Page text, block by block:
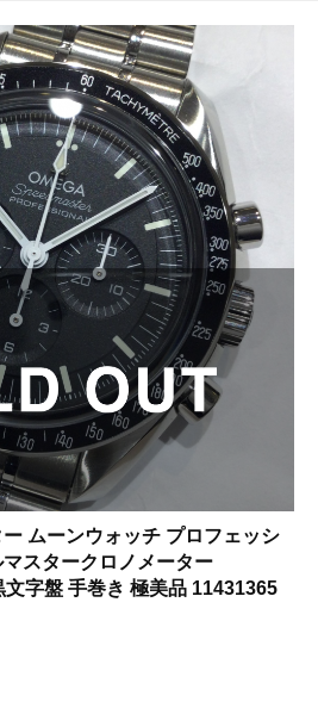
ムーンウォッチ プロフェッシ
スタークロノメーター
字盤 手巻き 極美品 11431365